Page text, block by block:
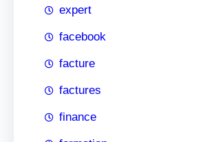
expert
facebook
facture
factures
finance